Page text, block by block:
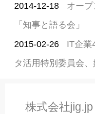
2014-12-18
オー
「知事と語る会」
2015-02-26
IT企業
タ活用特別委員会、
株式会社